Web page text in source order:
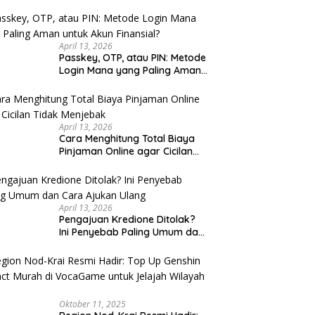
April 13, 2026
Passkey, OTP, atau PIN: Metode
Login Mana yang Paling Aman
April 13, 2026
Cara Menghitung Total Biaya
Pinjaman Online agar Cicilan
April 13, 2026
Pengajuan Kredione Ditolak?
Ini Penyebab Paling Umum dan
Oktober 11, 2025